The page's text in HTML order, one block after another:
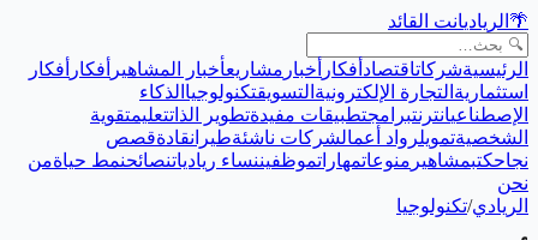
🌴 الرياديانت القائد
الرئيسيةشركاتاقتصاد أفكار أخبار مشاريعأخبار المشاهير أفكار أفكار
استثمارية التجارة الإلكترونية التسويقتكنولوجيا الذكاء
الإصطناعيانترنتبرامجتطبيقات مفيدةتطوير الذاتتعليمتقوية
الشخصيةتمويلرواد أعمالشركات ناشئةطيرانقادةقصص
نجاحكتبمشاهير منوعاتمهاراتموظفيننساء ريادياتنصائحنمط حياةمن
نحن
الريادي/تكنولوجيا